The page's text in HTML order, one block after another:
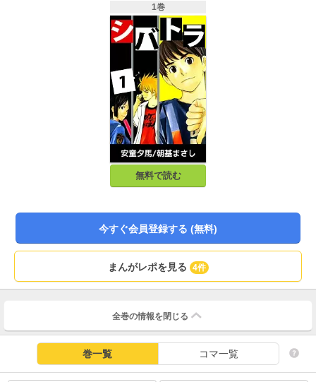
1巻
無料で読む
今すぐ会員登録する (無料)
まんがレポを見る 4件
全巻の情報を 閉じる
巻一覧 コマ一覧